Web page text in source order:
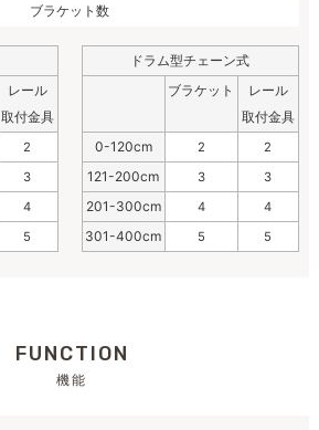
ブラケット数
レール
取付金具
2
3
4
5
ドラム型チェーン式
ブラケット
レール
取付金具
0-120cm
2 2
121-200cm 3 3
201-300cm 4 4
301-400cm 5 5
FUNCTION
機能